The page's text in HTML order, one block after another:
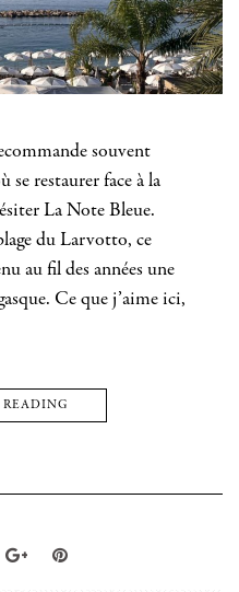
souvent
se restaurer face à la
La Note Bleue.
du Larvotto, ce
au fil des années une
Ce que j’aime ici,